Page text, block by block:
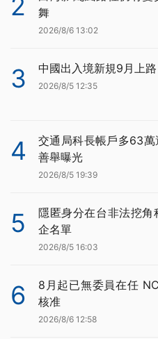
舞
2026/8/6 13:02
3 中國出入境新規9月上
2026/8/5 12:35
4
交通局科長帳戶多63
善舉曝光
2026/8/5 19:39
5
隱匿身分在台非法挖角
企名單
2026/8/5 16:03
6
8月起已無委員在任
核准
2026/8/6 12:58